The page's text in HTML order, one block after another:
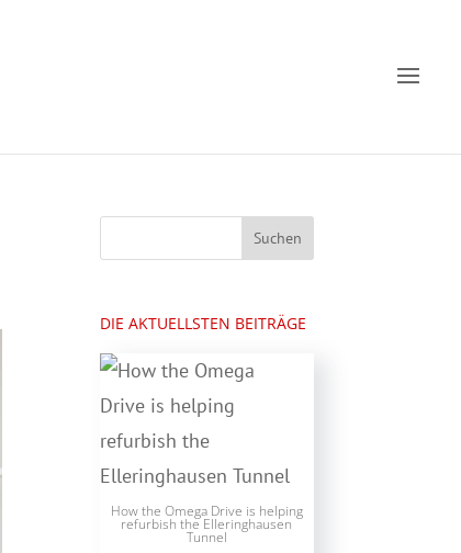
DIE AKTUELLSTEN BEITRÄGE
How the Omega Drive is helping
refurbish the Elleringhausen
Tunnel